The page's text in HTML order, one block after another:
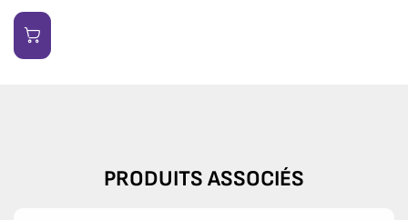
PRODUITS ASSOCIÉS